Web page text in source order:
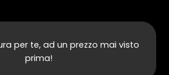
per te, ad un prezzo mai visto
prima!